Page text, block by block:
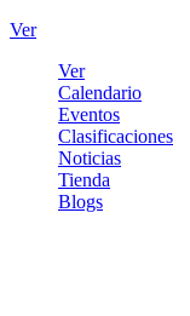
Ver
Ver
Calendario
Eventos
Clasificaciones
Noticias
Tienda
Blogs